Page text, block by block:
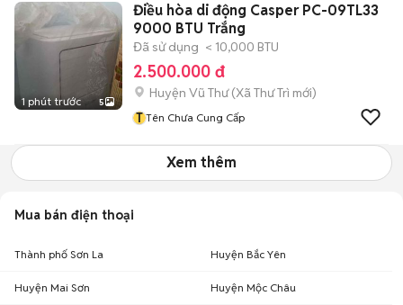
1 phút trước 5
Điều hòa di động Casper PC-09TL33
9000 BTU Trắng
Đã sử dụng < 10,000 BTU
2.500.000 đ
Huyện Vũ Thư(Xã Thư Trì mới)
T Tên Chưa Cung Cấp
Xem thêm
Mua bán điện thoại
Thành phố Sơn La Huyện Bắc Yên
Huyện Mai Sơn Huyện Mộc Châu